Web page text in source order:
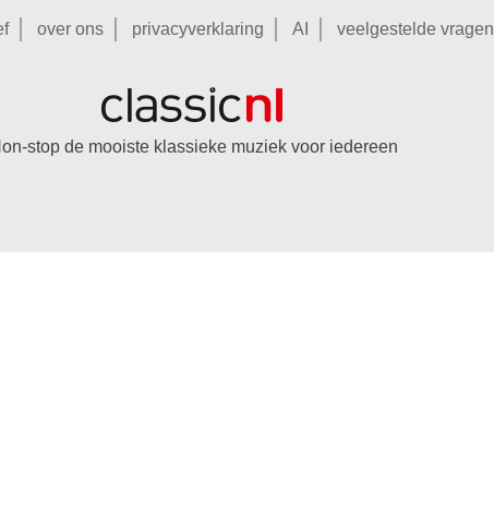
over ons privacyverklaring AI veelgestelde vragen
stop de mooiste klassieke muziek voor iedereen